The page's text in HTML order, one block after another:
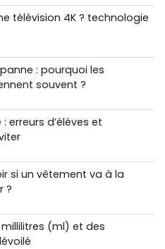
télévision 4K ? technologie
: pourquoi les
souvent ?
erreurs d’élèves et
si un vêtement va à la
?
(ml) et des